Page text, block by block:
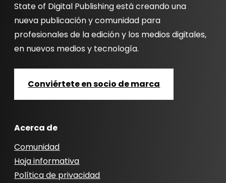
State of Digital Publishing está creando una
nueva publicación y comunidad para
profesionales de la edición y los medios digitales,
en nuevos medios y tecnología.
Conviértete en socio de marca
Acerca de
Comunidad
Hoja informativa
Política de privacidad